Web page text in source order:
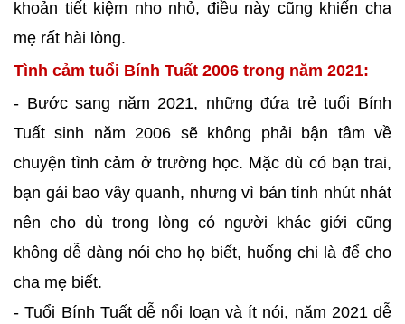
khoản tiết kiệm nho nhỏ, điều này cũng khiến cha
mẹ rất hài lòng.
Tình cảm tuổi Bính Tuất 2006 trong năm 2021:
- Bước sang năm 2021, những đứa trẻ tuổi Bính
Tuất sinh năm 2006 sẽ không phải bận tâm về
chuyện tình cảm ở trường học. Mặc dù có bạn trai,
bạn gái bao vây quanh, nhưng vì bản tính nhút nhát
nên cho dù trong lòng có người khác giới cũng
không dễ dàng nói cho họ biết, huống chi là để cho
cha mẹ biết.
- Tuổi Bính Tuất dễ nổi loạn và ít nói, năm 2021 dễ